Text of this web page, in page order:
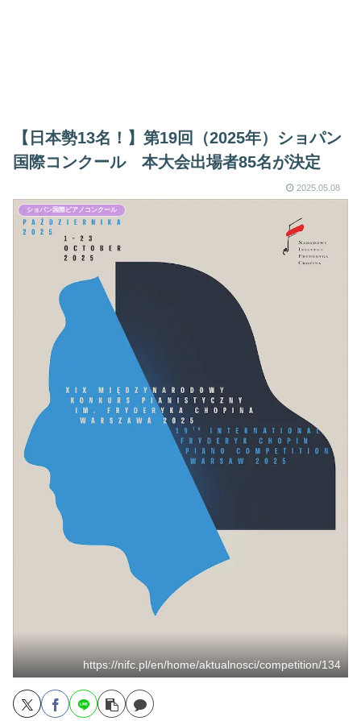
【日本勢13名！】第19回（2025年）ショパン
国際コンクール 本大会出場者85名が決定
2025.05.08
ショパン国際ピアノコンクール
https://nifc.pl/en/home/aktualnosci/competition/134